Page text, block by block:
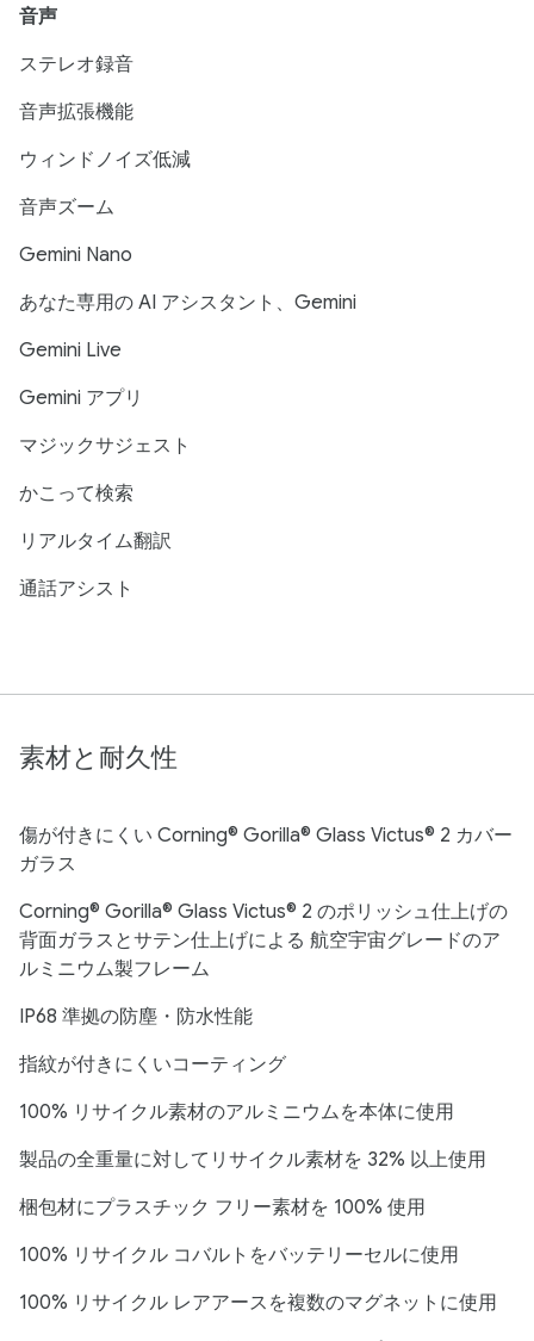
音声
ステレオ録音
音声拡張機能
ウィンドノイズ低減
音声ズーム
Gemini Nano
あなた専用の AI アシスタント、Gemini
Gemini Live
Gemini アプリ
マジックサジェスト
かこって検索
リアルタイム翻訳
通話アシスト
素材と耐久性
傷が付きにくい Corning® Gorilla® Glass Victus® 2 カバー
ガラス
Corning® Gorilla® Glass Victus® 2 のポリッシュ仕上げの
背面ガラスとサテン仕上げによる 航空宇宙グレードのア
ルミニウム製フレーム
IP68 準拠の防塵・防水性能
指紋が付きにくいコーティング
100% リサイクル素材のアルミニウムを本体に使用
製品の全重量に対してリサイクル素材を 32% 以上使用
梱包材にプラスチック フリー素材を 100% 使用
100% リサイクル コバルトをバッテリーセルに使用
100% リサイクル レアアースを複数のマグネットに使用